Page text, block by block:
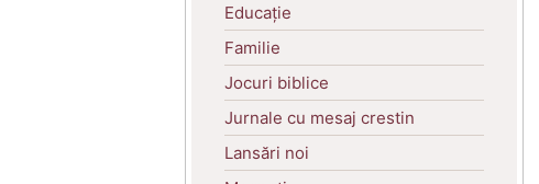
Educație
Familie
Jocuri biblice
Jurnale cu mesaj crestin
Lansări noi